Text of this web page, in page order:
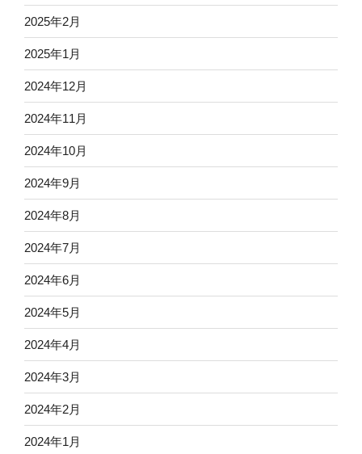
2025年2月
2025年1月
2024年12月
2024年11月
2024年10月
2024年9月
2024年8月
2024年7月
2024年6月
2024年5月
2024年4月
2024年3月
2024年2月
2024年1月